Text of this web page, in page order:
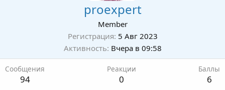
proexpert
Member
Регистрация 5 Авг 2023
Активность Вчера в 09:58
Сообщения
94
Реакции
0
Баллы
6